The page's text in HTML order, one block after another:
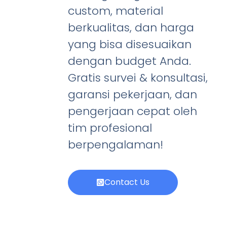
custom, material
berkualitas, dan harga
yang bisa disesuaikan
dengan budget Anda.
Gratis survei & konsultasi,
garansi pekerjaan, dan
pengerjaan cepat oleh
tim profesional
berpengalaman!
Contact Us